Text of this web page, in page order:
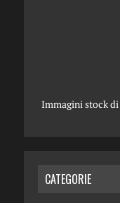
Immagini stock di
CATEGORIE